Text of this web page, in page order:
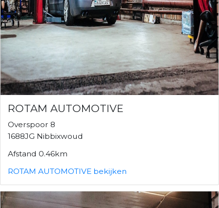
ROTAM AUTOMOTIVE
Overspoor 8
1688JG Nibbixwoud
Afstand 0.46km
ROTAM AUTOMOTIVE bekijken